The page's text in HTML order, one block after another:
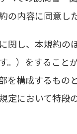
の内容に同意し
関し、本規約の
。）をすること
を構成するもの
定において特段